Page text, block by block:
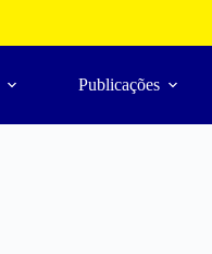
Publicações